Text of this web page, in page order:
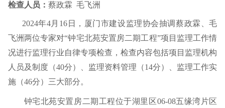
检查人员： 蔡政霖 毛飞洲
2024年4月 16日，厦门市建设监理协会抽调蔡政霖、毛
飞洲两位专家对“钟宅北苑安置房二期工程”项目监理工作情
况进行监理行业自律专项检查，检查内容包括项目监理机构
人员及制度（40分）、监理资料管理（14分）、监理工作实
施（46分）三大部分。
钟宅北苑安置房二期工程位于湖里区06-08五缘湾片区